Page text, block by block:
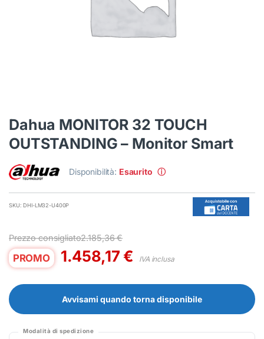
Dahua MONITOR 32 TOUCH
OUTSTANDING – Monitor Smart
Disponibilità: Esaurito ⓘ
SKU: DHI-LM32-U400P
Prezzo consigliato2.185,36€
PROMO 1.458,17€ IVA inclusa
Avvisami quando torna disponibile
Modalità di spedizione